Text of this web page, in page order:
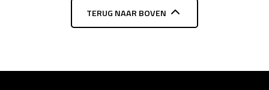
TERUG NAAR BOVEN